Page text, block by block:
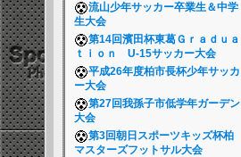
流山少年サッカー卒業生＆中学
生大会
第14回濱田杯東葛Ｇｒａｄｕａ
ｔｉｏｎ U-15サッカー大会
平成26年度柏市長杯少年サッカ
ー大会
第27回我孫子市低学年ガーデン
大会
第3回朝日スポーツキッズ杯柏
マスターズフットサル大会